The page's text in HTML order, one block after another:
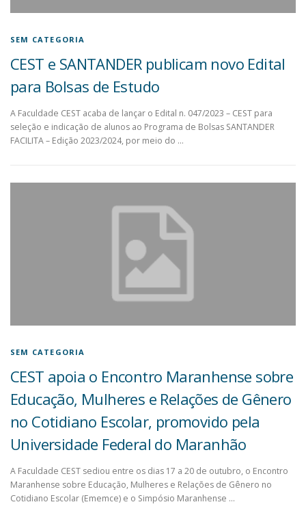
SEM CATEGORIA
CEST e SANTANDER publicam novo Edital
para Bolsas de Estudo
A Faculdade CEST acaba de lançar o Edital n. 047/2023 – CEST para
seleção e indicação de alunos ao Programa de Bolsas SANTANDER
FACILITA – Edição 2023/2024, por meio do …
SEM CATEGORIA
CEST apoia o Encontro Maranhense sobre
Educação, Mulheres e Relações de Gênero
no Cotidiano Escolar, promovido pela
Universidade Federal do Maranhão
A Faculdade CEST sediou entre os dias 17 a 20 de outubro, o Encontro
Maranhense sobre Educação, Mulheres e Relações de Gênero no
Cotidiano Escolar (Ememce) e o Simpósio Maranhense …